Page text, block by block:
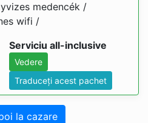
medencék /
wifi /
Serviciu all-inclusive
Vedere
Traduceți acest pachet
la cazare